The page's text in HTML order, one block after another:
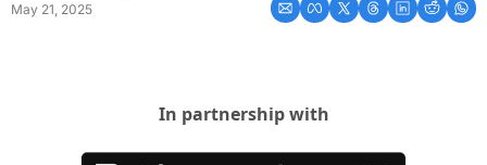
May 21, 2025
In partnership with